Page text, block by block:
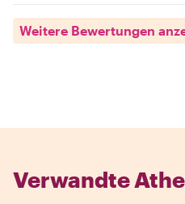
Weitere Bewertungen
Verwandte